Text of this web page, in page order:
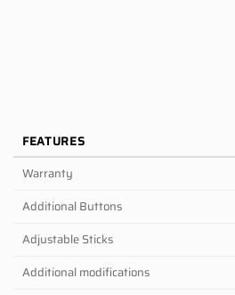
FEATURES
Warranty
Additional Buttons
Adjustable Sticks
Additional modifications